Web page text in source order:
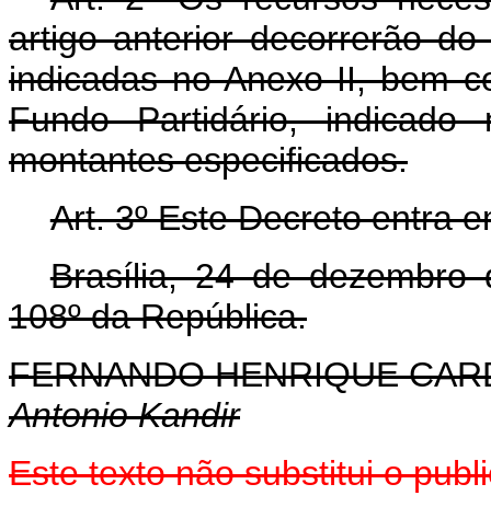
artigo anterior decorrerão
indicadas no Anexo II, bem
Fundo Partidário,
montantes especificados.
Art. 3º Este Decreto entra
Brasília, 24 de dezembro
108º da República.
FERNANDO HENRIQUE
Antonio Kandir
Este texto não substitui o